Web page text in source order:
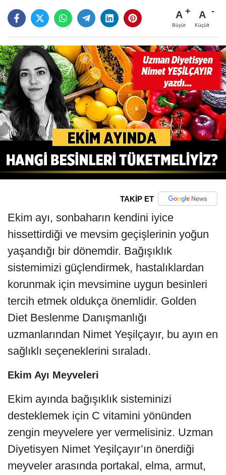
A
Büyüt
A
Küçült
TAKİP ET
Ekim ayı, sonbaharın kendini iyice
hissettirdiği ve mevsim geçişlerinin yoğun
yaşandığı bir dönemdir. Bağışıklık
sistemimizi güçlendirmek, hastalıklardan
korunmak için mevsimine uygun besinleri
tercih etmek oldukça önemlidir. Golden
Diet Beslenme Danışmanlığı
uzmanlarından Nimet Yeşilçayır, bu ayın en
sağlıklı seçeneklerini sıraladı.
Ekim Ayı Meyveleri
Ekim ayında bağışıklık sisteminizi
desteklemek için C vitamini yönünden
zengin meyvelere yer vermelisiniz. Uzman
Diyetisyen Nimet Yeşilçayır’ın önerdiği
meyveler arasında portakal, elma, armut,